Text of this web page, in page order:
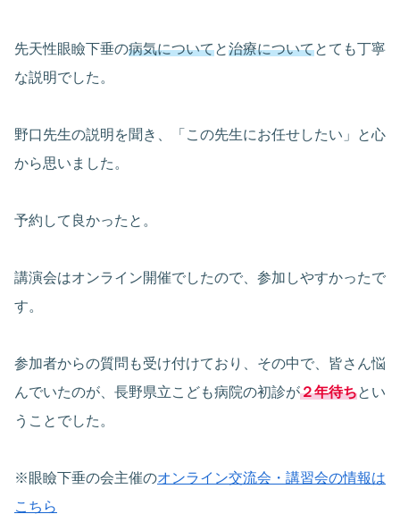
先天性眼瞼下垂の病気についてと治療についてとても丁寧
な説明でした。
野口先生の説明を聞き、「この先生にお任せしたい」と心
から思いました。
予約して良かったと。
講演会はオンライン開催でしたので、参加しやすかったで
す。
参加者からの質問も受け付けており、その中で、皆さん悩
んでいたのが、長野県立こども病院の初診が２年待ちとい
うことでした。
※眼瞼下垂の会主催のオンライン交流会・講習会の情報は
こちら